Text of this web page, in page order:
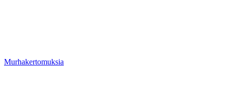
Murhakertomuksia